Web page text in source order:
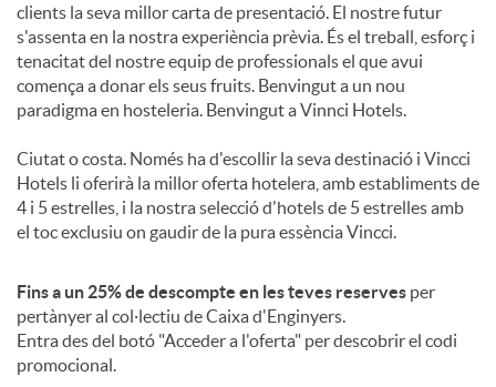
o
I
n
g
e
clients la seva millor carta de presentació. El nostre futur
s'assenta en la nostra experiència prèvia. És el treball, esforç i
tenacitat del nostre equip de professionals el que avui
comença a donar els seus fruits. Benvingut a un nou
paradigma en hosteleria. Benvingut a Vinnci Hotels.
Ciutat o costa. Només ha d'escollir la seva destinació i Vincci
Hotels li oferirà la millor oferta hotelera, amb establiments de
4 i 5 estrelles, i la nostra selecció d'hotels de 5 estrelles amb
el toc exclusiu on gaudir de la pura essència Vincci.
Fins a un 25% de descompte en les teves reserves per
pertànyer al col·lectiu de Caixa d'Enginyers.
Entra des del botó "Acceder a l'oferta" per descobrir el codi
promocional.